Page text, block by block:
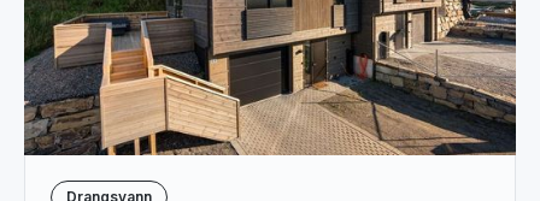
Drangsvann